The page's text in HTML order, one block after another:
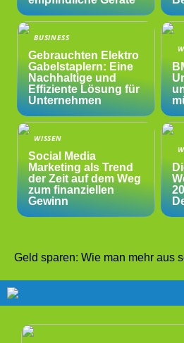
BUSINESS
Gebrauchten Elektro
Gabelstaplern: Eine
Nachhaltige und
Effiziente Lösung für
Unternehmen
WISSEN
Social Media
Marketing als Trend
der Zeit auf dem Weg
zum finanziellen
Gewinn
Geld sparen: Wie man mehr aus